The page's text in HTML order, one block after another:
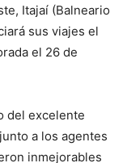
Itajaí (Balneario
sus viajes el
el 26 de
del excelente
a los agentes
inmejorables